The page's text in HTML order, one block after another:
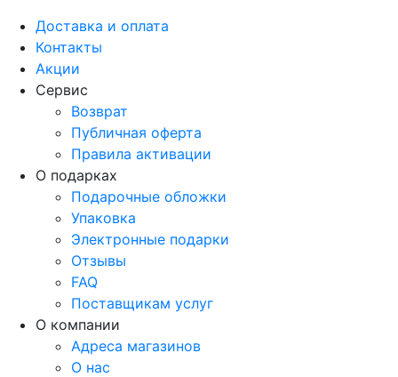
Доставка и оплата
Контакты
Акции
Сервис
Возврат
Публичная оферта
Правила активации
О подарках
Подарочные обложки
Упаковка
Электронные подарки
Отзывы
FAQ
Поставщикам услуг
О компании
Адреса магазинов
О нас